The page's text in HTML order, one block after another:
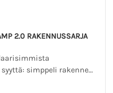
2.0 RAKENNUSSARJA
simppeli rakenne...